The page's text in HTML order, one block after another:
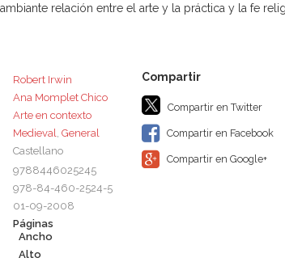
relación entre el arte y la práctica y la fe
Robert Irwin
Ana Momplet Chico
Arte en contexto
Medieval, General
Castellano
9788446025245
978-84-460-2524-5
01-09-2008
Páginas
Ancho
Alto
Compartir en Twitter
Compartir en Facebook
Compartir en Google+